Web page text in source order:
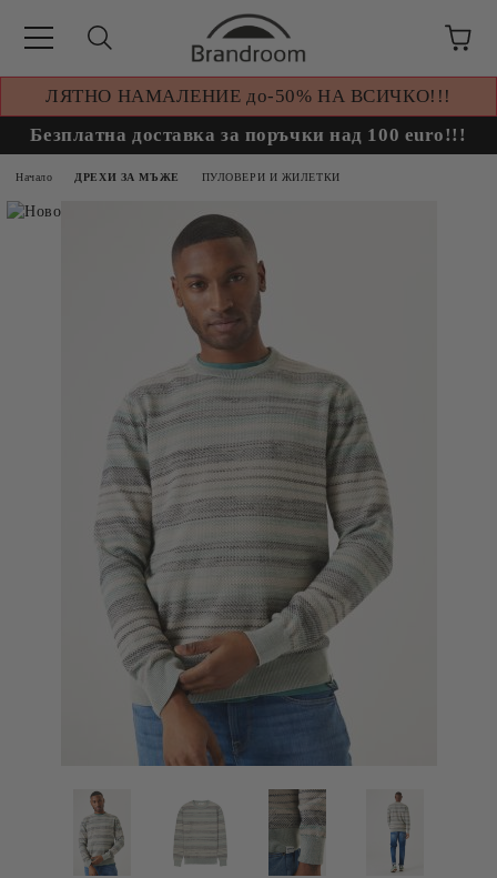
ЛЯТНО НАМАЛЕНИЕ до-50% НА ВСИЧКО!!!
Безплатна доставка за поръчки над 100 euro!!!
Начало ДРЕХИ ЗА МЪЖЕ ПУЛОВЕРИ И ЖИЛЕТКИ